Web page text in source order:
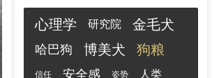
本文将为你解答这些问题。首先，了解狗狗的
品种特点至关重要。每个品种的狗狗都有其独
心理学 研究院 金毛犬
哈巴狗 博美犬 狗粮
信任 安全感 姿势 人类